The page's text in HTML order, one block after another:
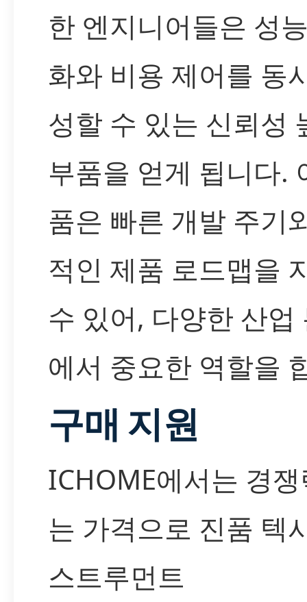
한 엔지니어들은 성
화와 비용 제어를 동
성할 수 있는 신뢰성
부품을 얻게 됩니다.
품은 빠른 개발 주기
적인 제품 로드맵을
수 있어, 다양한 산업
에서 중요한 역할을
구매 지원
ICHOME에서는 경
는 가격으로 진품 텍
스트루먼트